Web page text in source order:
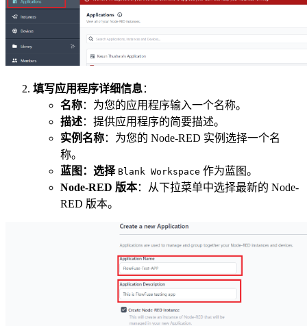
填写应用程序详细信息：
名称：为您的应用程序输入一个名称。
描述：提供应用程序的简要描述。
实例名称：为您的 Node-RED 实例选择一个名
称。
蓝图：选择 Blank Workspace 作为蓝图。
Node-RED 版本：从下拉菜单中选择最新的 Node-
RED 版本。